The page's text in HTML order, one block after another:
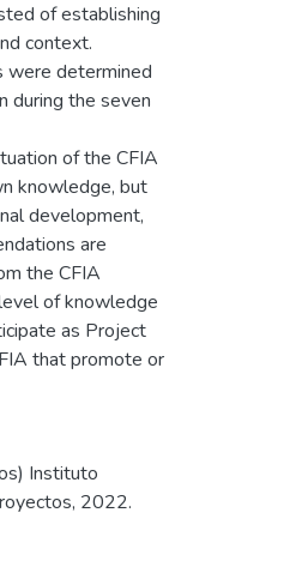
of establishing
context.
were determined
during the seven
of the CFIA
knowledge, but
development,
are
the CFIA
of knowledge
as Project
that promote or
Instituto
2022.